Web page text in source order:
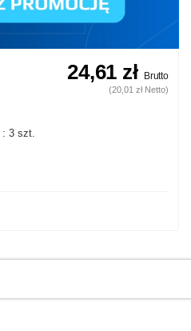
24,61 zł Brutto
(20,01 zł Netto)
: 3 szt.